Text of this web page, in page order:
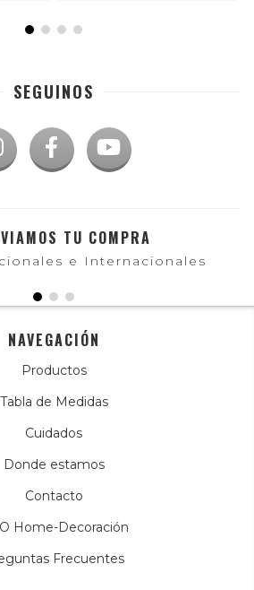
SEGUINOS
TU COMPRA
e Internacionales
NAVEGACIÓN
Productos
Tabla de Medidas
Cuidados
Donde estamos
Contacto
Home-Decoración
Frecuentes